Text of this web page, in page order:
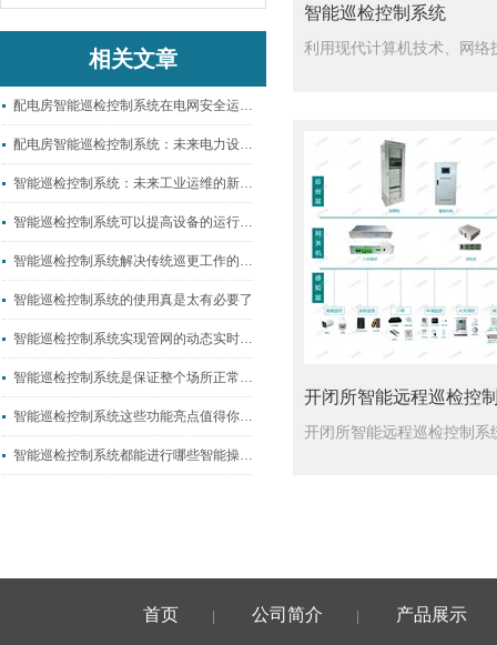
相关文章
配电房智能巡检控制系统在电网安全运行中的应用展望
配电房智能巡检控制系统：未来电力设施的守护者
智能巡检控制系统：未来工业运维的新方向
智能巡检控制系统可以提高设备的运行效率和安全性
智能巡检控制系统解决传统巡更工作的局限性
智能巡检控制系统的使用真是太有必要了
智能巡检控制系统实现管网的动态实时维护和管理
智能巡检控制系统是保证整个场所正常运行的关键
智能巡检控制系统这些功能亮点值得你来探索
智能巡检控制系统都能进行哪些智能操作？
智能巡检控制系统
首页 公司简介 产品展示